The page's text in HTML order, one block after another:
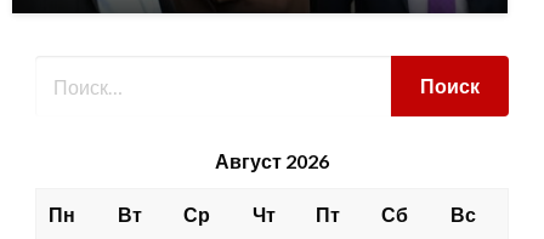
Август 2026
Пн Вт Ср Чт Пт Сб Вс